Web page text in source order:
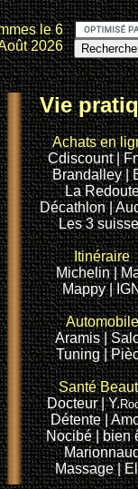
le6
2026
Vie
Achats en
Cdiscount |
Brandalley|
La
Décathlon |
Les 3
Itinéraire
Michelin |
Mappy |
Automobile
Aramis |
Tuning |
Santé
Docteur | Y.
Détente |
Nocibé | bien
Massage|